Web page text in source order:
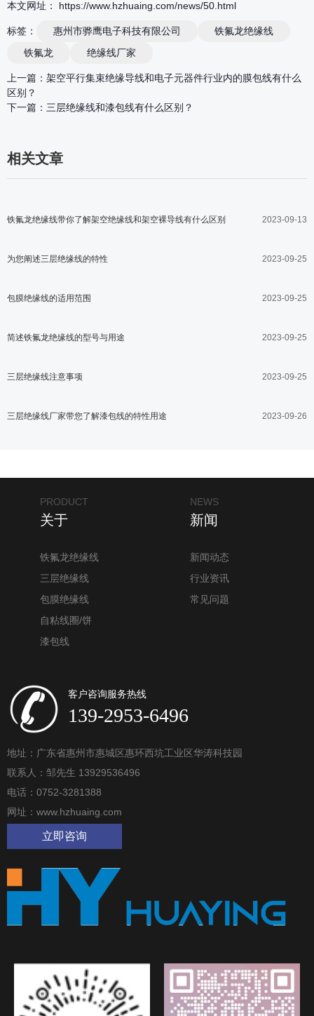
本文网址： https://www.hzhuaing.com/news/50.html
标签： 惠州市骅鹰电子科技有限公司
铁氟龙绝缘线
铁氟龙
绝缘线厂家
上一篇： 架空平行集束绝缘导线和电子元器件行业内的膜包线有什么
区别？
下一篇： 三层绝缘线和漆包线有什么区别？
相关文章
2023-09-13
铁氟龙绝缘线带你了解架空绝缘线和架空裸导线有什么区别
2023-09-25
为您阐述三层绝缘线的特性
2023-09-25
包膜绝缘线的适用范围
2023-09-25
简述铁氟龙绝缘线的型号与用途
2023-09-25
三层绝缘线注意事项
2023-09-26
三层绝缘线厂家带您了解漆包线的特性用途
PRODUCT
关于
铁氟龙绝缘线
三层绝缘线
包膜绝缘线
自粘线圈/饼
漆包线
NEWS
新闻
新闻动态
行业资讯
常见问题
客户咨询服务热线
139-2953-6496
地址：广东省惠州市惠城区惠环西坑工业区华涛科技园
联系人：邹先生 13929536496
电话：0752-3281388
网址：www.hzhuaing.com
立即咨询